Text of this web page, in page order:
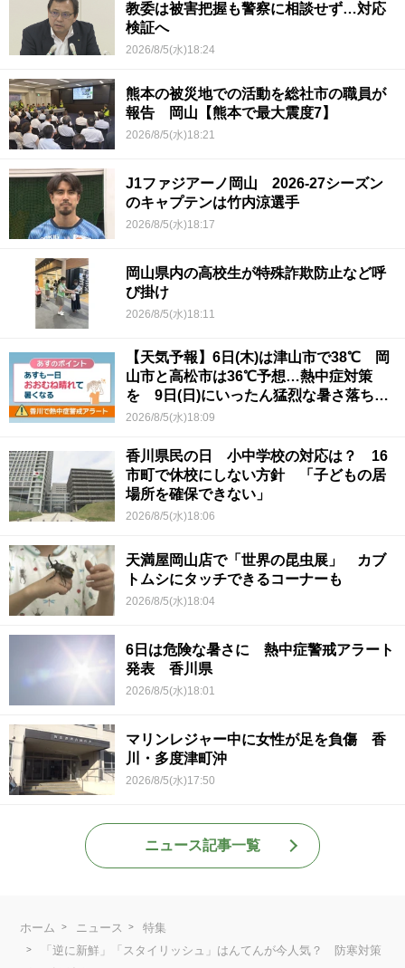
教委は被害把握も警察に相談せず…対応
検証へ
2026/8/5(水)18:24
熊本の被災地での活動を総社市の職員が
報告 岡山【熊本で最大震度7】
2026/8/5(水)18:21
J1ファジアーノ岡山 2026-27シーズン
のキャプテンは竹内涼選手
2026/8/5(水)18:17
岡山県内の高校生が特殊詐欺防止など呼
び掛け
2026/8/5(水)18:11
【天気予報】6日(木)は津山市で38℃ 岡
山市と高松市は36℃予想…熱中症対策
を 9日(日)にいったん猛烈な暑さ落ち着
くか
2026/8/5(水)18:09
香川県民の日 小中学校の対応は？ 16
市町で休校にしない方針 「子どもの居
場所を確保できない」
2026/8/5(水)18:06
天満屋岡山店で「世界の昆虫展」 カブ
トムシにタッチできるコーナーも
2026/8/5(水)18:04
6日は危険な暑さに 熱中症警戒アラート
発表 香川県
2026/8/5(水)18:01
マリンレジャー中に女性が足を負傷 香
川・多度津町沖
2026/8/5(水)17:50
ニュース記事一覧
ホーム ニュース
特集
「逆に新鮮」「スタイリッシュ」はんてんが今人気？ 防寒対策